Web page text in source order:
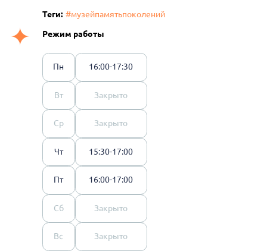
Теги: #музейпамятьпоколений
Режим работы
Пн 16:00-17:30
Вт Закрыто
Ср Закрыто
Чт 15:30-17:00
Пт 16:00-17:00
Сб Закрыто
Вс Закрыто